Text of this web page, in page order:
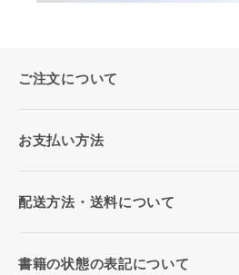
ご注文について
お支払い方法
配送方法・送料について
書籍の状態の表記について